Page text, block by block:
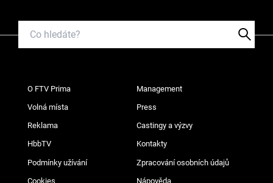
O FTV Prima Management
Volná místa Press
Reklama Castingy a výzvy
HbbTV Kontakty
Podmínky užívání Zpracování osobních údajů
Cookies Nápověda